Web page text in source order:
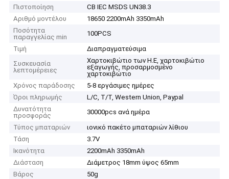
Πιστοποίηση
CB IEC MSDS UN38.3
Αριθμό μοντέλου
18650 2200mAh 3350mAh
Ποσότητα
παραγγελίας min
100PCS
Τιμή
Διαπραγματεύσιμα
Συσκευασία
λεπτομέρειες
Χαρτοκιβώτιο των Η.Ε, χαρτοκιβώτιο
εξαγωγής, προσαρμοσμένο
χαρτοκιβώτιο
Χρόνος παράδοσης
5-8 εργάσιμες ημέρες
Όροι πληρωμής
L/C, T/T, Western Union, Paypal
Δυνατότητα
προσφοράς
30000pcs ανά ημέρα
Τύπος μπαταριών
ιονικό πακέτο μπαταριών λίθιου
Τάση
3.7V
Ικανότητα
2200mAh 3350mAh
Διάσταση
Διάμετρος 18mm ύψος 65mm
Βάρος
50g